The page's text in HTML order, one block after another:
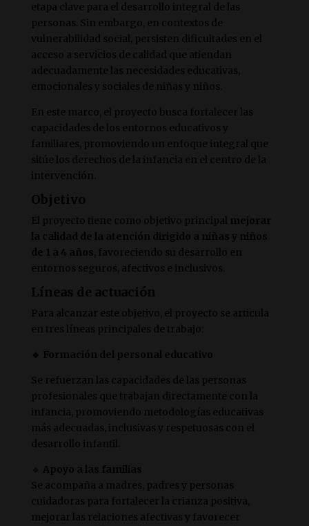
etapa clave para el desarrollo integral de las
personas. Sin embargo, en contextos de
vulnerabilidad social, persisten dificultades en el
acceso a servicios de calidad que atiendan
adecuadamente las necesidades educativas,
emocionales y sociales de niñas y niños.
En este marco, el proyecto busca fortalecer las
capacidades de los entornos educativos y
familiares, promoviendo un enfoque integral que
sitúe los derechos de la infancia en el centro de la
intervención.
Objetivo
El proyecto tiene como objetivo principal mejorar
la calidad de la atención dirigido a niñas y niños
de 1 a 4 años , favoreciendo su desarrollo en
entornos seguros, afectivos e inclusivos.
Líneas de actuación
Para alcanzar este objetivo, el proyecto se articula
en tres líneas principales de trabajo:
🔹 Formación del personal educativo
Se refuerzan las capacidades de las personas
profesionales que trabajan directamente con la
infancia, promoviendo metodologías educativas
más adecuadas, inclusivas y respetuosas con el
desarrollo infantil.
Apoyo a las familias
Se acompaña a madres, padres y personas
cuidadoras para fortalecer la crianza positiva,
mejorar las relaciones afectivas y favorecer